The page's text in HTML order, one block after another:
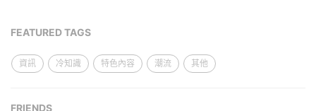
FEATURED TAGS
資訊 冷知識 特色內容 潮流 其他
FRIENDS